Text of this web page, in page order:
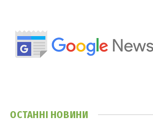
ОСТАННІ НОВИНИ